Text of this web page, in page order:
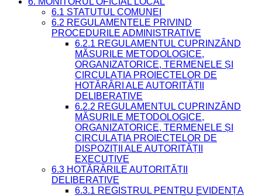
6.1 STATUTUL COMUNEI
6.2 REGULAMENTELE PRIVIND
PROCEDURILE ADMINISTRATIVE
6.2.1 REGULAMENTUL CUPRINZÂND
MĂSURILE METODOLOGICE,
ORGANIZATORICE, TERMENELE ȘI
CIRCULAȚIA PROIECTELOR DE
HOTĂRÂRI ALE AUTORITĂȚII
DELIBERATIVE
6.2.2 REGULAMENTUL CUPRINZÂND
MĂSURILE METODOLOGICE,
ORGANIZATORICE, TERMENELE ȘI
CIRCULAȚIA PROIECTELOR DE
DISPOZIȚII ALE AUTORITĂȚII
EXECUTIVE
6.3 HOTĂRÂRILE AUTORITĂȚII
DELIBERATIVE
6.3.1 REGISTRUL PENTRU EVIDENȚA